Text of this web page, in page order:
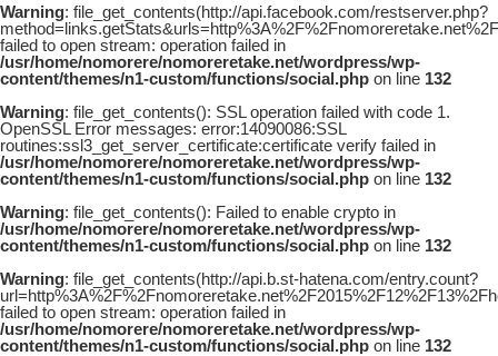
Warning: file_get_contents(http://api.facebook.com/restserver.php?
failed to open stream: operation failed in
/usr/home/nomorere/nomoreretake.net/wordpress/wp-
content/themes/n1-custom/functions/social.php on line 132
Warning: file_get_contents(): SSL operation failed with code 1.
OpenSSL Error messages: error:14090086:SSL
routines:ssl3_get_server_certificate:certificate verify failed in
/usr/home/nomorere/nomoreretake.net/wordpress/wp-
content/themes/n1-custom/functions/social.php on line 132
Warning: file_get_contents(): Failed to enable crypto in
/usr/home/nomorere/nomoreretake.net/wordpress/wp-
content/themes/n1-custom/functions/social.php on line 132
Warning: file_get_contents(http://api.b.st-hatena.com/entry.count?
failed to open stream: operation failed in
/usr/home/nomorere/nomoreretake.net/wordpress/wp-
content/themes/n1-custom/functions/social.php on line 132